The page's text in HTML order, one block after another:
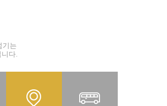
기는
다.